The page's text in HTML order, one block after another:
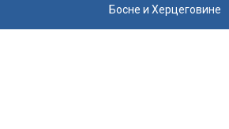
Босне и Херцеговине